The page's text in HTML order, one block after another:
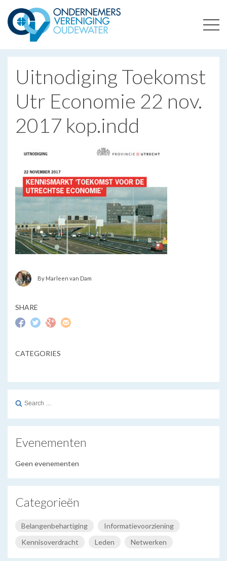
ONDERNEMERSVERENIGING OUDEWATER
Uitnodiging Toekomst
Utr Economie 22 nov.
2017 kop.indd
By Marleen van Dam
SHARE
CATEGORIES
Search
Evenementen
Geen evenementen
Categorieën
Belangenbehartiging
Informatievoorziening
Kennisoverdracht
Leden Netwerken